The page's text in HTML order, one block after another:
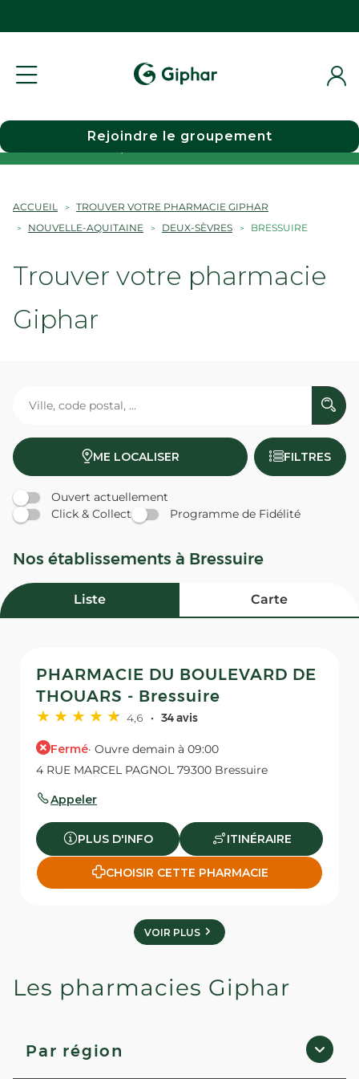
Choisir une pharmacie
Rejoindre le groupement
ACCUEIL
TROUVER VOTRE PHARMACIE GIPHAR
NOUVELLE-AQUITAINE
DEUX-SÈVRES BRESSUIRE
Trouver votre pharmacie
Giphar
ME LOCALISER FILTRES
Ouvert actuellement
Click & Collect
Programme de Fidélité
Nos établissements à Bressuire
Liste Carte
PHARMACIE DU BOULEVARD DE
THOUARS - Bressuire
4,6 34 avis
Fermé· Ouvre demain à 09:00
4 RUE MARCEL PAGNOL 79300 Bressuire
Appeler
PLUS D'INFO ITINÉRAIRE
CHOISIR CETTE PHARMACIE
VOIR PLUS
Les pharmacies Giphar
Par région